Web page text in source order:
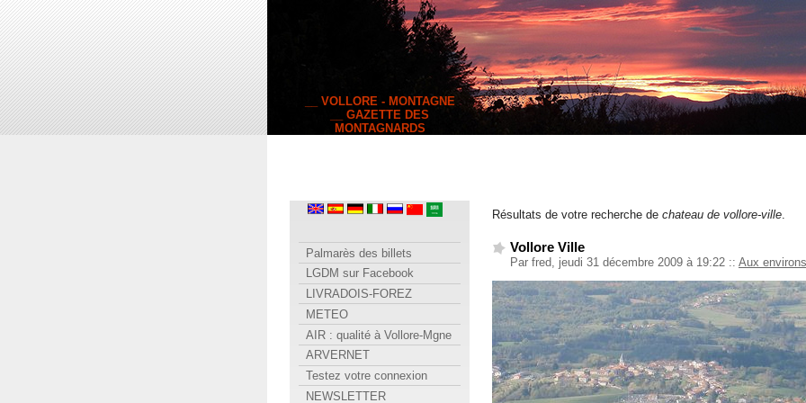
__ VOLLORE - MONTAGNE
__ GAZETTE DES
MONTAGNARDS
Résultats de votre recherche de chateau de vollore-ville.
Vollore Ville
Par fred, jeudi 31 décembre 2009 à 19:22 :: Aux environs
Palmarès des billets
LGDM sur Facebook
LIVRADOIS-FOREZ
METEO
AIR : qualité à Vollore-Mgne
ARVERNET
Testez votre connexion
NEWSLETTER